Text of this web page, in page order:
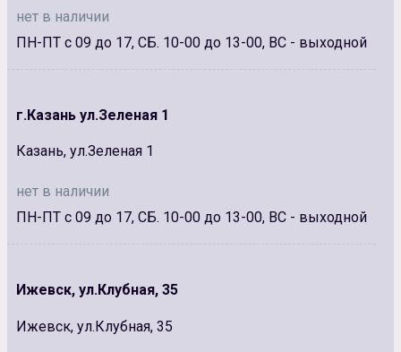
нет в наличии
ПН-ПТ с 09 до 17, СБ. 10-00 до 13-00, ВС - выходной
г.Казань ул.Зеленая 1
Казань, ул.Зеленая 1
нет в наличии
ПН-ПТ с 09 до 17, СБ. 10-00 до 13-00, ВС - выходной
Ижевск, ул.Клубная, 35
Ижевск, ул.Клубная, 35